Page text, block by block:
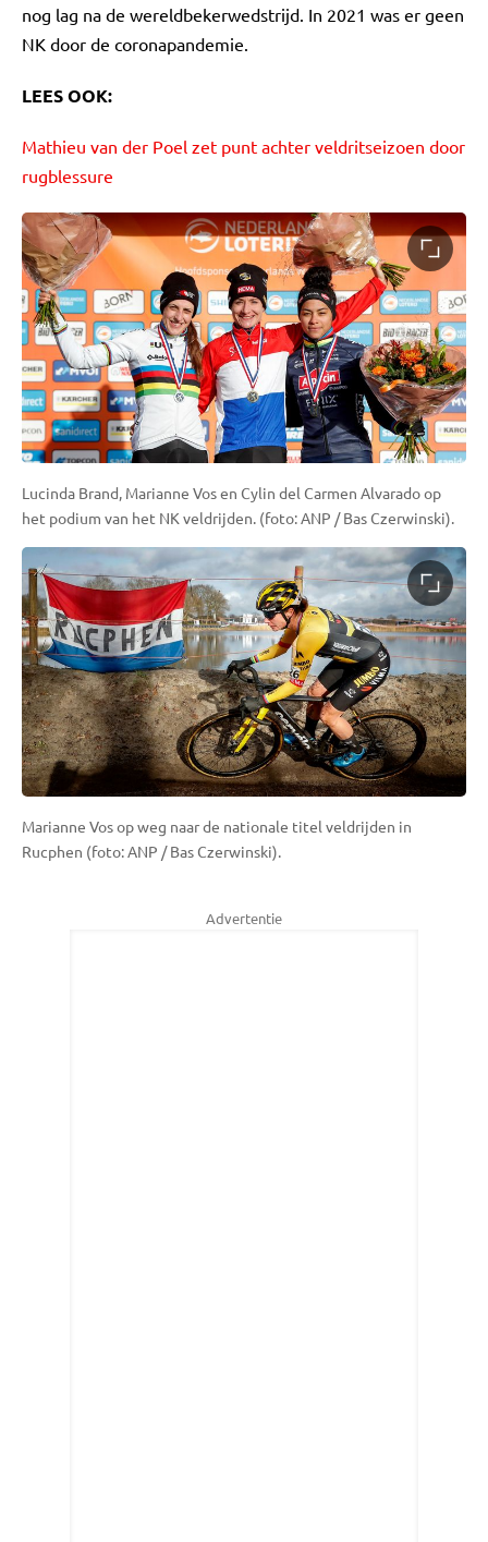
nog lag na de wereldbekerwedstrijd. In 2021 was er geen
NK door de coronapandemie.
LEES OOK:
Mathieu van der Poel zet punt achter veldritseizoen door
rugblessure
Lucinda Brand, Marianne Vos en Cylin del Carmen Alvarado op
het podium van het NK veldrijden. (foto: ANP / Bas Czerwinski).
Marianne Vos op weg naar de nationale titel veldrijden in
Rucphen (foto: ANP / Bas Czerwinski).
Advertentie